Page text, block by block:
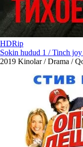
HDRip
Sokin hudud 1 / Tinch
2019 Kinolar / Drama /